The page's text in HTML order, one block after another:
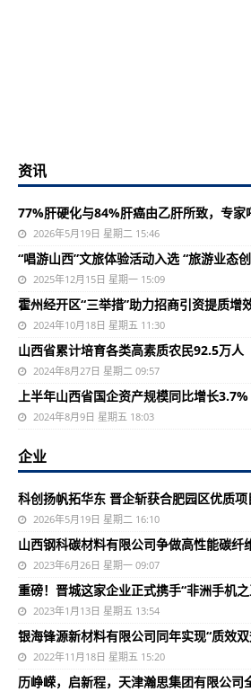
资讯
77%肝硬化与84%肝癌由乙肝所致，专家
2026年5月19日 星期二 15:46
“唱游山西”文旅体验活动入选 “旅游业态
2025年12月15日 星期一 15:09
霍州经开区“三举措”助力招商引资提质增
2024年10月18日 星期五 11:30
山西省累计培育各类高素质农民92.5万人
2024年8月27日 星期二 09:57
上半年山西省国企资产规模同比增长3.7%
2024年8月9日 星期五 18:03
企业
科创扬帆拓华东 晋企斩获合肥园区优质项
2026年5月19日 星期二 16:10
山西钢科碳材料有限公司争做高性能碳纤
2023年6月26日 星期一 09:07
重磅！晋城这家企业正式携手“非洲手机之
2023年1月13日 星期五 13:54
银海锋源新材料有限公司同年实现“质效双
2022年11月18日 星期五 15:20
历峥嵘，启新程，天津瀚思集团有限公司